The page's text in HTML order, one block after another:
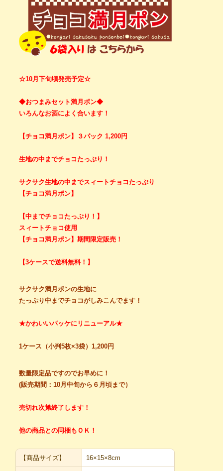
☆10月下旬頃発売予定☆
◆おつまみセット満月ポン◆
いろんなお酒によく合います！
【チョコ満月ポン】３パック 1,200円
生地の中までチョコたっぷり！
サクサク生地の中までスィートチョコたっぷり
【チョコ満月ポン】
【中までチョコたっぷり！】
スィートチョコ使用
【チョコ満月ポン】期間限定販売！
【3ケースで送料無料！】
サクサク満月ポンの生地に
たっぷり中までチョコがしみこんでます！
★かわいいパッケにリニューアル★
1ケース（小判5枚×3袋）1,200円
数量限定品ですのでお早めに！
(販売期間：10月中旬から６月頃まで）
売切れ次第終了します！
他の商品との同梱もＯＫ！
【商品サイズ】 16×15×8cm